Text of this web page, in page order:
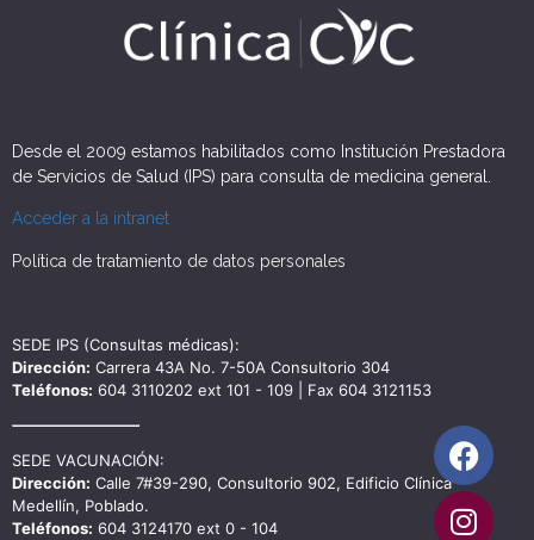
Desde el 2009 estamos habilitados como Institución Prestadora
de Servicios de Salud (IPS) para consulta de medicina general.
Acceder a la intranet
Política de tratamiento de datos personales
SEDE IPS (Consultas médicas):
Dirección: Carrera 43A No. 7-50A Consultorio 304
Teléfonos: 604 3110202 ext 101 - 109 | Fax 604 3121153
SEDE VACUNACIÓN:
Dirección: Calle 7#39-290, Consultorio 902, Edificio Clínica
Medellín, Poblado.
Teléfonos: 604 3124170 ext 0 - 104